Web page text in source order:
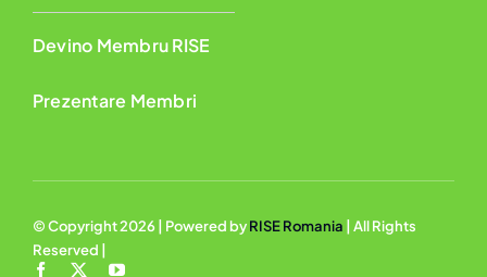
Devino Membru RISE
Prezentare Membri
© Copyright 2026 | Powered byRISE Romania | All Rights
Reserved |